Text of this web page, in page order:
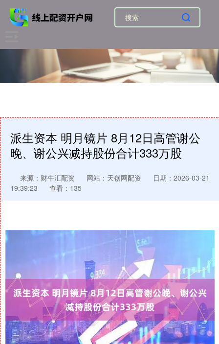
派生资本 明月镜片 8月12日高管谢公
晚、谢公兴减持股份合计333万股
来源：财牛汇配资 网站：天创网配资
日期：2026-03-21
19:39:23
查看：135